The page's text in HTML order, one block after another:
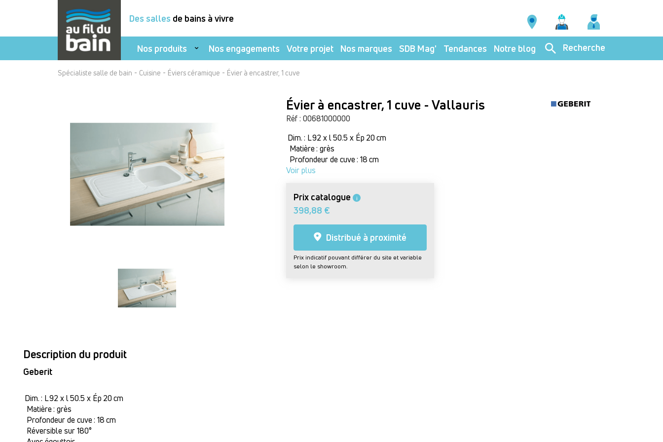
Des salles de bains à vivre
Nos produits Nos engagements Votre projet Nos marques SDB Mag' Tendances Notre blog Recherche
Spécialiste salle de bain - Cuisine - Éviers céramique - Évier à encastrer, 1 cuve
Évier à encastrer, 1 cuve - Vallauris
Réf : 00681000000
Dim. : L 92 x l 50.5 x Ép 20 cm
Matière : grès
Profondeur de cuve : 18 cm
Voir plus
Prix catalogue i
398,88 €
Distribué à proximité
Prix indicatif pouvant différer du site et variable
selon le showroom.
Description du produit
Geberit
Dim. : L 92 x l 50.5 x Ép 20 cm
Matière : grès
Profondeur de cuve : 18 cm
Réversible sur 180°